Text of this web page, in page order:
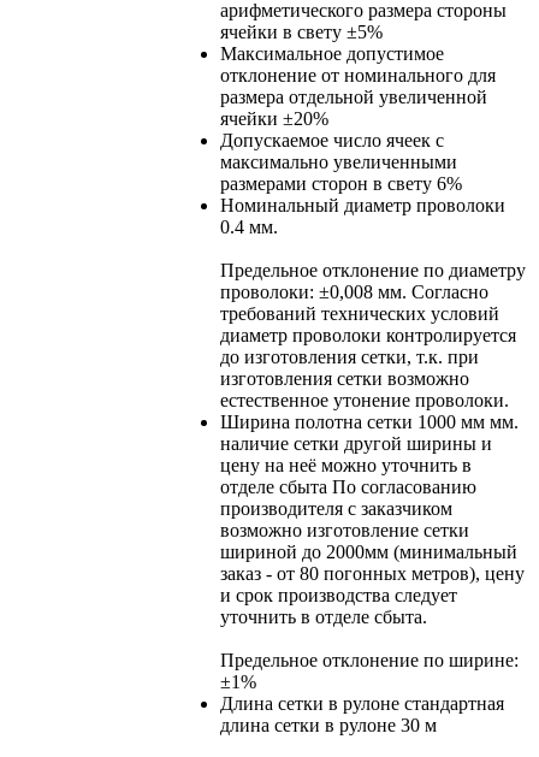
арифметического размера стороны
ячейки в свету ±5%
Максимальное допустимое
отклонение от номинального для
размера отдельной увеличенной
ячейки ±20%
Допускаемое число ячеек с
максимально увеличенными
размерами сторон в свету 6%
Номинальный диаметр проволоки
0.4 мм.
Предельное отклонение по диаметру
проволоки: ±0,008 мм. Согласно
требований технических условий
диаметр проволоки контролируется
до изготовления сетки, т.к. при
изготовления сетки возможно
естественное утонение проволоки.
Ширина полотна сетки 1000 мм мм.
наличие сетки другой ширины и
цену на неё можно уточнить в
отделе сбыта По согласованию
производителя с заказчиком
возможно изготовление сетки
шириной до 2000мм (минимальный
заказ - от 80 погонных метров), цену
и срок производства следует
уточнить в отделе сбыта.
Предельное отклонение по ширине:
±1%
Длина сетки в рулоне стандартная
длина сетки в рулоне 30 м